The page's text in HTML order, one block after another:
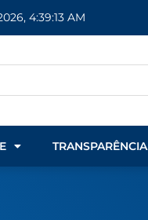
4:39:14 AM
TRANSPARÊNCIA